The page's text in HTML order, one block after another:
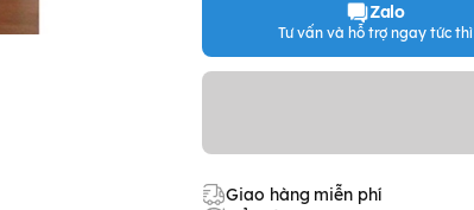
Zalo
Tư vấn và hỗ trợ ngay tức thì
Giao hàng miễn phí